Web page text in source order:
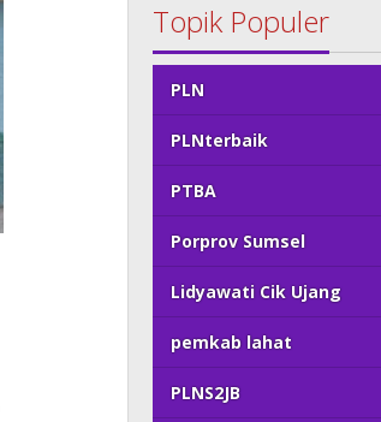
Topik Populer
PLN
PLNterbaik
PTBA
Porprov Sumsel
Lidyawati Cik Ujang
pemkab lahat
PLNS2JB